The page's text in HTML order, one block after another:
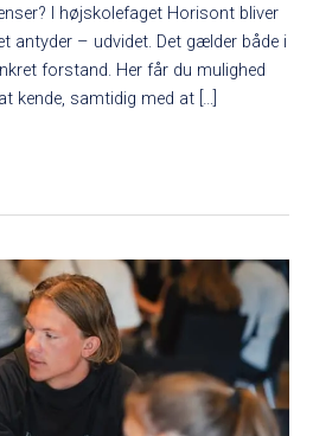
I højskolefaget Horisont bliver
antyder – udvidet. Det gælder både i
forstand. Her får du mulighed
kende, samtidig med at […]